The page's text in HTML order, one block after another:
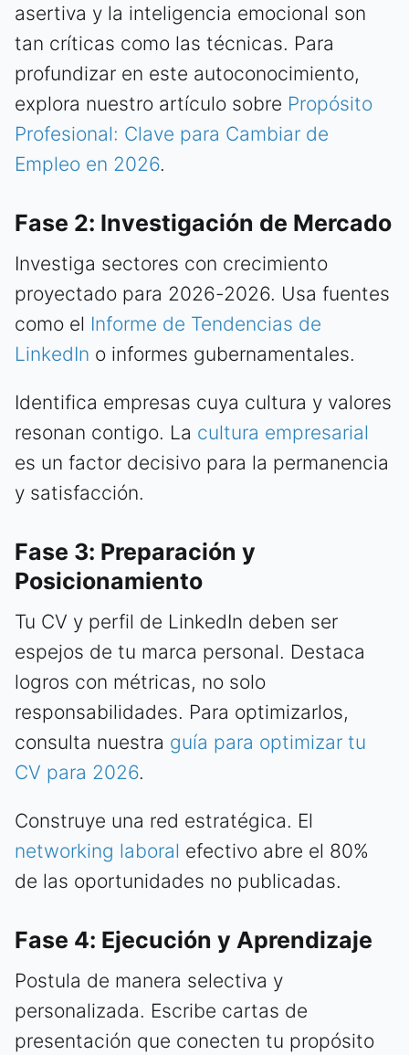
asertiva y la inteligencia emocional son
tan críticas como las técnicas. Para
profundizar en este autoconocimiento,
explora nuestro artículo sobre Propósito
Profesional: Clave para Cambiar de
Empleo en 2026.
Fase 2: Investigación de Mercado
Investiga sectores con crecimiento
proyectado para 2026-2026. Usa fuentes
como el Informe de Tendencias de
LinkedIn o informes gubernamentales.
Identifica empresas cuya cultura y valores
resonan contigo. La cultura empresarial
es un factor decisivo para la permanencia
y satisfacción.
Fase 3: Preparación y
Posicionamiento
Tu CV y perfil de LinkedIn deben ser
espejos de tu marca personal. Destaca
logros con métricas, no solo
responsabilidades. Para optimizarlos,
consulta nuestra guía para optimizar tu
CV para 2026.
Construye una red estratégica. El
networking laboral efectivo abre el 80%
de las oportunidades no publicadas.
Fase 4: Ejecución y Aprendizaje
Postula de manera selectiva y
personalizada. Escribe cartas de
presentación que conecten tu propósito